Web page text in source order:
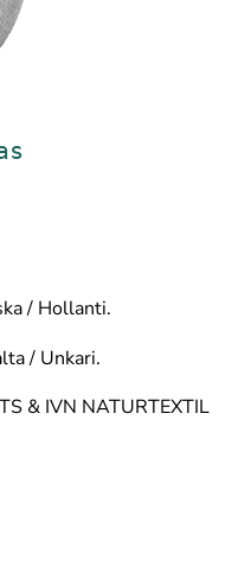
/ Hollanti.
/ Unkari.
& IVN NATURTEXTIL